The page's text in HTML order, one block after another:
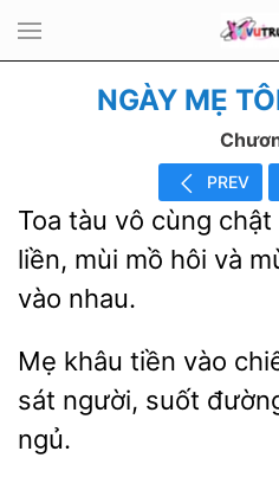
NGÀY MẸ
PREV
Toa tàu vô cùng
liền, mùi
hôi và
vào nhau.
khâu tiền vào
sát người, suốt
ngủ.